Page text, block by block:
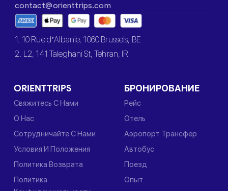
contact@orienttrips.com
1. 10 Rue d’Albanie, 1060 Brussels, BE
2. L2, 141 Taleghani St, Tehran, IR
ORIENTTRIPS
Свяжитесь С Нами
О Нас
Сотрудничайте С Нами
Условия И Положения
Политика Возврата
Политика
БРОНИРОВАНИЕ
Рейс
Отель
Аэропорт Трансфер
Автобус
Поезд
Опыт